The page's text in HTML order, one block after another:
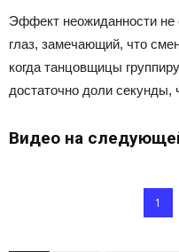
Эффект неожиданности не
глаз, замечающий, что
когда танцовщицы
достаточно доли секунды,
Видео на
1